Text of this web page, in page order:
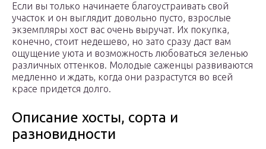
Если вы только начинаете благоустраивать свой
участок и он выглядит довольно пусто, взрослые
экземпляры хост вас очень выручат. Их покупка,
конечно, стоит недешево, но зато сразу даст вам
ощущение уюта и возможность любоваться зеленью
различных оттенков. Молодые саженцы развиваются
медленно и ждать, когда они разрастутся во всей
красе придется долго.
Описание хосты, сорта и
разновидности